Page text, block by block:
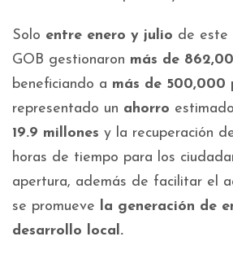
Solo entre enero y julio de este
GOB gestionaron más de
beneficiando a más de 500,000
representado un ahorro
19.9 millones y la recuperación
horas de tiempo para los
apertura, además de facilitar el
se promueve la generación de
desarrollo local.